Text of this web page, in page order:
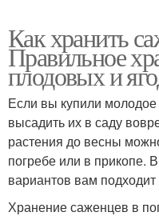
Как хранить
Правильное
плодовых и
Если вы купили молодое
высадить их в саду
растения до весны
погребе или в прикопе.
вариантов вам
Хранение саженцев в